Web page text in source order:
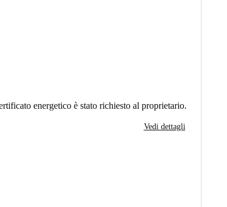
energetico è stato richiesto al proprietario.
Vedi dettagli